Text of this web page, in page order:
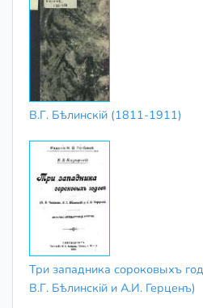
В.Г. Бѣлинскій (1811-1911)
Три западника сороковыхъ
В.Г. Бѣлинскій и А.И. Герценъ)